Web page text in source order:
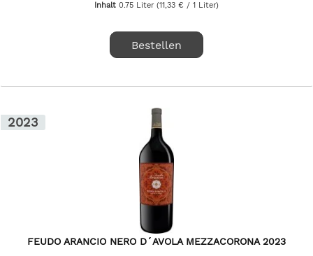
Inhalt0.75 Liter(11,33 € / 1 Liter)
Bestellen
2023
FEUDO ARANCIO NERO D´AVOLA MEZZACORONA 2023